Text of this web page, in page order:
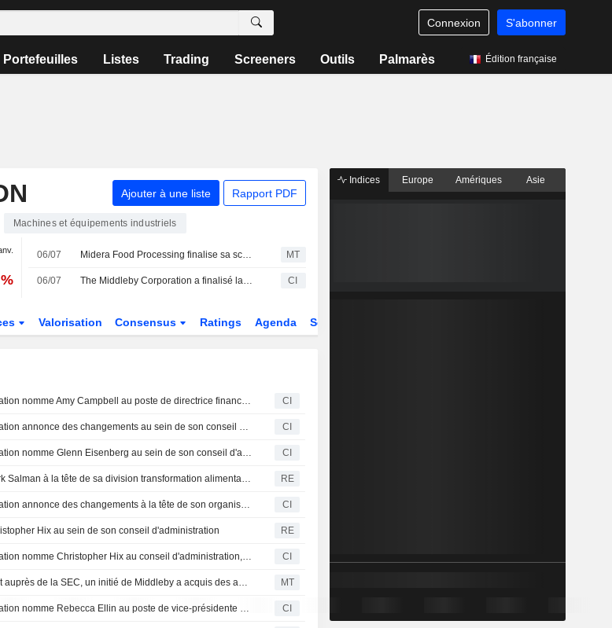
Connexion S'abonner
Portefeuilles Listes Trading Screeners Outils Palmarès Édition française
Ajouter à une liste Rapport PDF
Machines et équipements industriels
06/07 Midera Food Processing finalise sa scission d'avec Middleby MT
06/07 The Middleby Corporation a finalisé la scission de Midera Food Processing, Inc. (NasdaqGS:MFP). CI
Valorisation Consensus Ratings Agenda Secteur
The Middleby Corporation nomme Amy Campbell au poste de directrice financière de sa division Food Processing en vue de sa scission en 2026 CI
The Middleby Corporation annonce des changements au sein de son conseil d'administration et de ses comités, effectifs au 5 mars 2026 CI
The Middleby Corporation nomme Glenn Eisenberg au sein de son conseil d'administration, avec effet au 1er mars 2026 CI
Middleby nomme Mark Salman à la tête de sa division transformation alimentaire en tant que directeur général RE
The Middleby Corporation annonce des changements à la tête de son organisation CI
Hix au sein de son conseil d'administration RE
The Middleby Corporation nomme Christopher Hix au conseil d'administration, à compter du 1er février 2026 CI
Selon un récent dépôt auprès de la SEC, un initié de Middleby a acquis des actions d'une valeur de 14 996 481 dollars MT
The Middleby Corporation nomme Rebecca Ellin au poste de vice-présidente principale en stratégie investisseurs et développement corporate CI
Indices Europe Amériques Asie